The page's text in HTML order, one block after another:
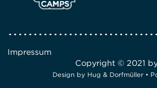
Impressum
Copyright © 2021
Design by Hug & Dorfmüller •